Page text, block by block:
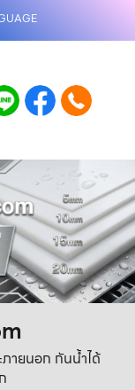
ายนอก กันน้ำได้